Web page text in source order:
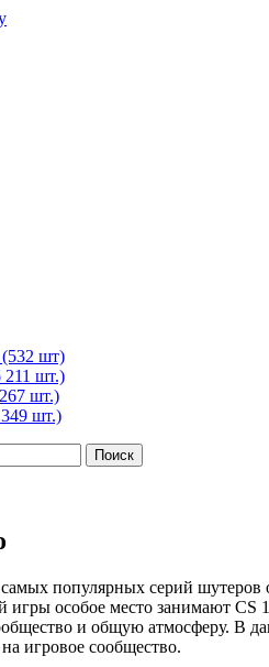
(532 шт)
211 шт.)
шт.)
шт.)
популярных серий шутеров
игры особое место занимают CS
и общую атмосферу. В
игровое сообщество.